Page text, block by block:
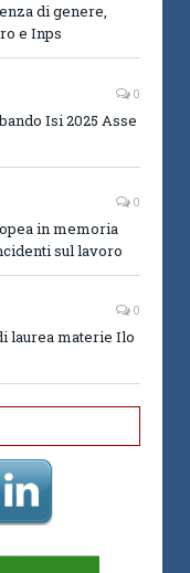
di genere,
e Inps
0
Isi 2025 Asse
0
in memoria
sul lavoro
0
laurea materie Ilo